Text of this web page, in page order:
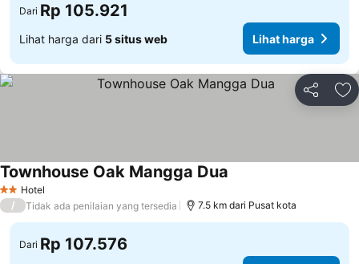
Dari Rp 105.921
Lihat harga dari 5 situs web Lihat harga
Bagikan
2 Bintang
Hotel
Townhouse Oak Mangga Dua
/ Tidak ada penilaian yang tersedia 7.5 km dari Pusat kota
Dari Rp 107.576